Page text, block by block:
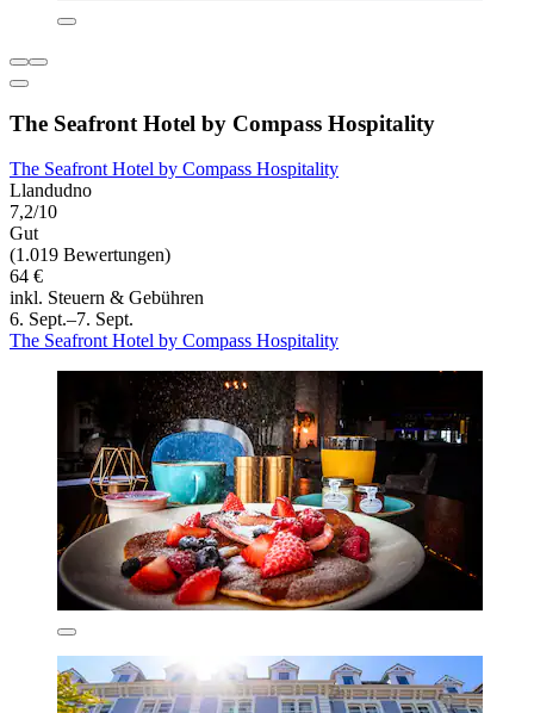
The Seafront Hotel by Compass Hospitality
The Seafront Hotel by Compass Hospitality
Llandudno
7,2/10
Gut
(1.019 Bewertungen)
64 €
inkl. Steuern & Gebühren
6. Sept.–7. Sept.
The Seafront Hotel by Compass Hospitality